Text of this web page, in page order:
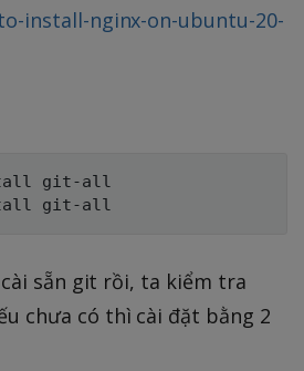
install-nginx-on-ubuntu-20-
git-all
sẵn git rồi, ta kiểm tra
chưa có thì cài đặt bằng 2